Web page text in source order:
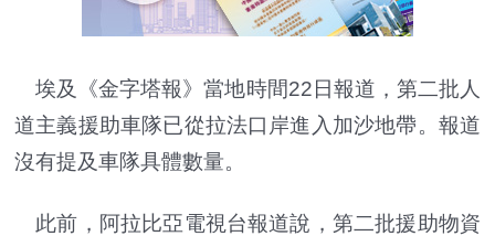
埃及《金字塔報》當地時間22日報道，第二批人
道主義援助車隊已從拉法口岸進入加沙地帶。報道
沒有提及車隊具體數量。
此前，阿拉比亞電視台報道說，第二批援助物資